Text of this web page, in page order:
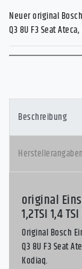
Neuer original
Q3 8U F3 Seat
Beschreibung
Herstellerangaben
original
1,2TSI 1,4
Original Bosch
Q3 8U F3 Seat
Kodiaq.